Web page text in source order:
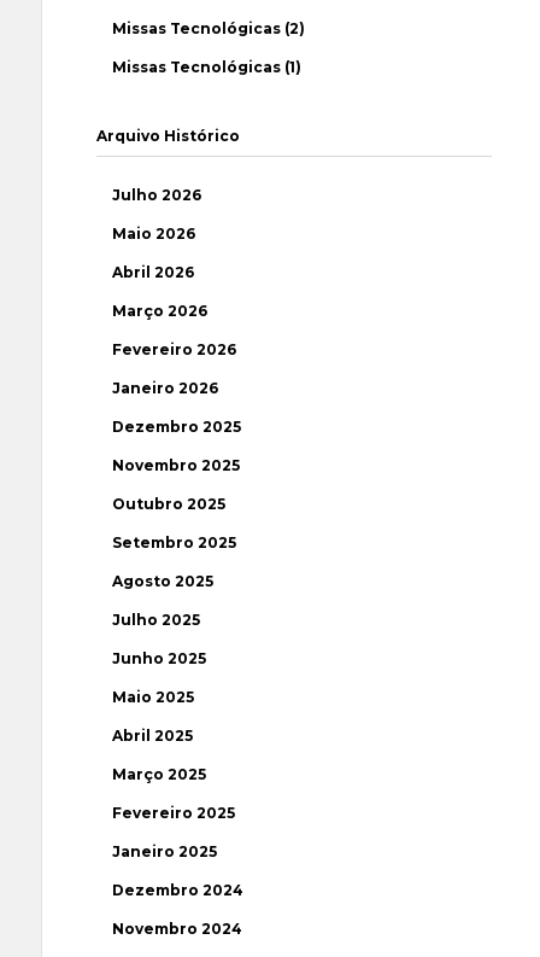
Missas Tecnológicas (2)
Missas Tecnológicas (1)
Arquivo Histórico
Julho 2026
Maio 2026
Abril 2026
Março 2026
Fevereiro 2026
Janeiro 2026
Dezembro 2025
Novembro 2025
Outubro 2025
Setembro 2025
Agosto 2025
Julho 2025
Junho 2025
Maio 2025
Abril 2025
Março 2025
Fevereiro 2025
Janeiro 2025
Dezembro 2024
Novembro 2024